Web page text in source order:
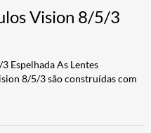
Vision 8/5/3
Espelhada As Lentes
8/5/3 são construídas com